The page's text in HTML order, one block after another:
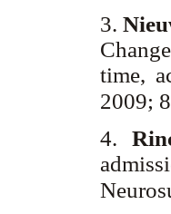
3.
time,
2009;
4.